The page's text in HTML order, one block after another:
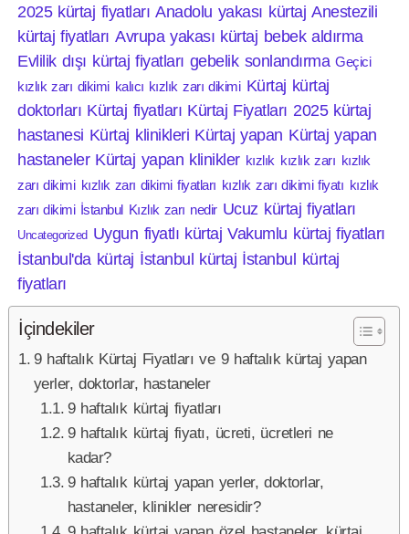
2025 kürtaj fiyatları Anadolu yakası kürtaj Anestezili
kürtaj fiyatları Avrupa yakası kürtaj bebek aldırma
Evlilik dışı kürtaj fiyatları gebelik sonlandırma Geçici
kızlık zarı dikimi kalıcı kızlık zarı dikimi Kürtaj kürtaj
doktorları Kürtaj fiyatları Kürtaj Fiyatları 2025 kürtaj
hastanesi Kürtaj klinikleri Kürtaj yapan Kürtaj yapan
hastaneler Kürtaj yapan klinikler kızlık kızlık zarı kızlık
zarı dikimi kızlık zarı dikimi fiyatları kızlık zarı dikimi fiyatı kızlık
zarı dikimi İstanbul Kızlık zarı nedir Ucuz kürtaj fiyatları
Uncategorized Uygun fiyatlı kürtaj Vakumlu kürtaj fiyatları
İstanbul'da kürtaj İstanbul kürtaj İstanbul kürtaj
fiyatları
İçindekiler
9 haftalık Kürtaj Fiyatları ve 9 haftalık kürtaj yapan
yerler, doktorlar, hastaneler
9 haftalık kürtaj fiyatları
9 haftalık kürtaj fiyatı, ücreti, ücretleri ne
kadar?
9 haftalık kürtaj yapan yerler, doktorlar,
hastaneler, klinikler neresidir?